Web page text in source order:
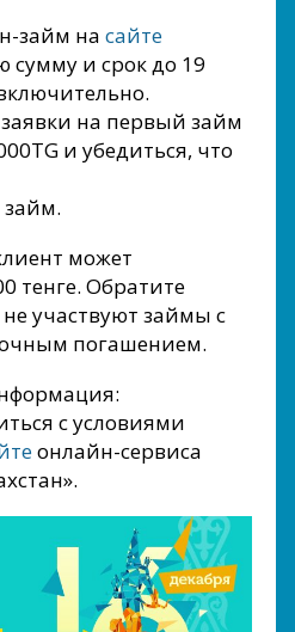
займ на сайте
и срок до 19
на первый займ
и убедиться, что
займ.
может
тенге. Обратите
участвуют займы с
погашением.
с условиями
онлайн-сервиса